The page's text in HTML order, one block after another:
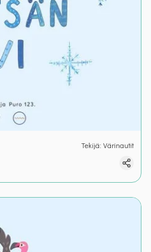
Tekijä: Värinautit